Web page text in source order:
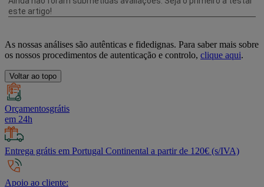
As nossas análises são autênticas e fidedignas. Para saber mais sobre
os nossos procedimentos de autenticação e controlo, clique aqui.
Voltar ao topo
Orçamentosgrátis
em 24h
Entrega grátis em Portugal Continental a partir de 120€ (s/IVA)
Apoio ao cliente: